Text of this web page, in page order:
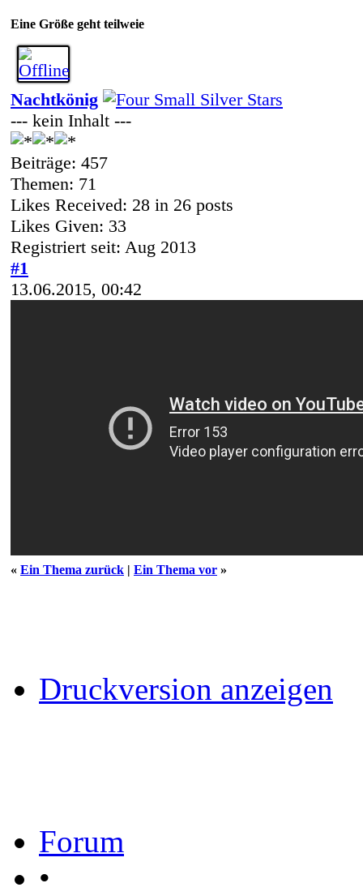
Eine Größe geht teilweie
Nachtkönig
--- kein Inhalt ---
Beiträge: 457
Themen: 71
Likes Received: 28 in 26 posts
Likes Given: 33
Registriert seit: Aug 2013
#1
13.06.2015, 00:42
« Ein Thema zurück | Ein Thema vor »
Druckversion anzeigen
Forum
•